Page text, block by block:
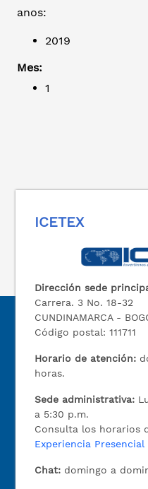
anos:
2019
Mes:
1
ICETEX
Dirección sede
Carrera. 3 No. 18-32
CUNDINAMARCA -
Código postal: 111711
Horario de atención:
horas.
Sede administrativa:
a 5:30 p.m.
Consulta los horarios
Experiencia Presencial
Chat: domingo a